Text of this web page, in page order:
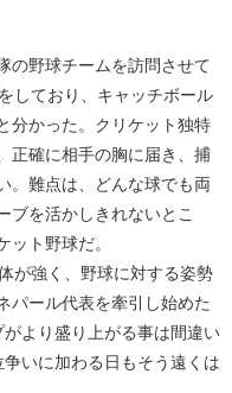
の野球チームを訪問させて
しており、キャッチボール
分かった。クリケット独特
正確に相手の胸に届き、捕
。難点は、どんな球でも両
ブを活かしきれないとこ
ット野球だ。
が強く、野球に対する姿勢
パール代表を牽引し始めた
より盛り上がる事は間違い
いに加わる日もそう遠くは